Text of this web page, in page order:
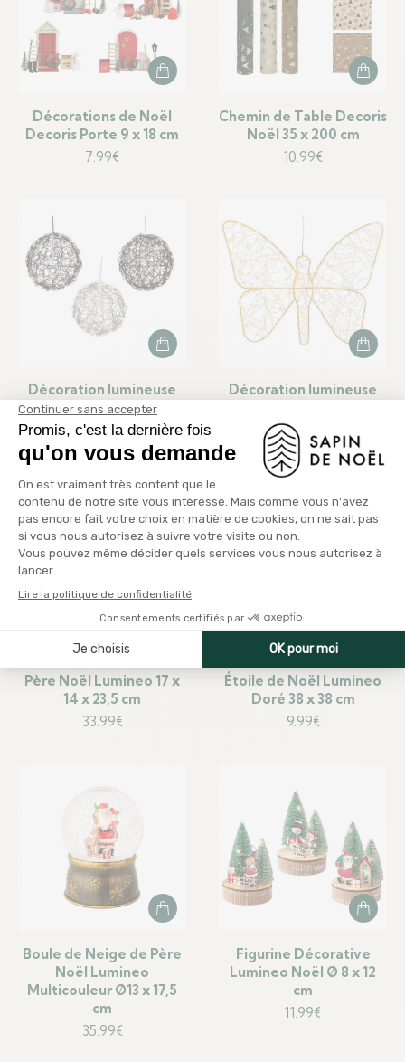
Décorations de Noël
Decoris Porte 9 x 18 cm
7.99€
Chemin de Table Decoris
Noël 35 x 200 cm
10.99€
Décoration lumineuse
Lumineo Ballon Ø 15 cm
12.99€
Décoration lumineuse
Papillon 43 x 58 cm
48.99€
Père Noël Lumineo 17 x
14 x 23,5 cm
33.99€
Étoile de Noël Lumineo
Doré 38 x 38 cm
9.99€
Boule de Neige de Père
Noël Lumineo
Multicouleur Ø13 x 17,5
cm
35.99€
Figurine Décorative
Lumineo Noël Ø 8 x 12
cm
11.99€